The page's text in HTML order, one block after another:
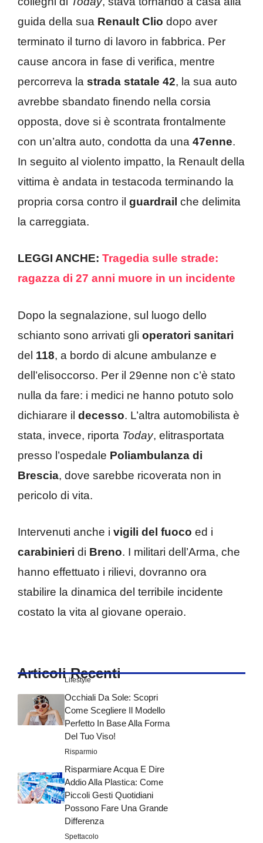
guida della sua Renault Clio dopo aver
terminato il turno di lavoro in fabbrica. Per
cause ancora in fase di verifica, mentre
percorreva la strada statale 42, la sua auto
avrebbe sbandato finendo nella corsia
opposta, dove si è scontrata frontalmente
con un’altra auto, condotta da una 47enne.
In seguito al violento impatto, la Renault della
vittima è andata in testacoda terminando la
propria corsa contro il guardrail che delimita
la carreggiata.
LEGGI ANCHE: Tragedia sulle strade:
ragazza di 27 anni muore in un incidente
Dopo la segnalazione, sul luogo dello
schianto sono arrivati gli operatori sanitari
del 118, a bordo di alcune ambulanze e
dell’elisoccorso. Per il 29enne non c’è stato
nulla da fare: i medici ne hanno potuto solo
dichiarare il decesso. L’altra automobilista è
stata, invece, riporta Today, elitrasportata
presso l’ospedale Poliambulanza di
Brescia, dove sarebbe ricoverata non in
pericolo di vita.
Intervenuti anche i vigili del fuoco ed i
carabinieri di Breno. I militari dell’Arma, che
hanno effettuato i rilievi, dovranno ora
stabilire la dinamica del terribile incidente
costato la vita al giovane operaio.
Articoli Recenti
Lifestyle
Occhiali Da Sole: Scopri
Come Scegliere Il Modello
Perfetto In Base Alla Forma
Del Tuo Viso!
Risparmio
Risparmiare Acqua E Dire
Addio Alla Plastica: Come
Piccoli Gesti Quotidiani
Possono Fare Una Grande
Differenza
Spettacolo